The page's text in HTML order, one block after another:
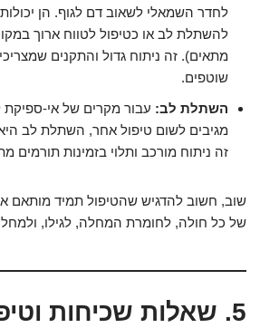
לחדר השמאלי לשאוב דם לגוף. הן
להשתלת לב או כטיפול לטווח ארוך
מתאים). זה ניתוח גדול והתקנים
שוטפים.
השתלת לב: עבור מקרים של אי-ספיקת
מגיבים לשום טיפול אחר, השתלת לב
זה ניתוח מורכב ותלוי בזמינות תורמים
שוב, חשוב להדגיש שהטיפול תמיד מותאם
של כל חולה, לחומרת המחלה, לגילו,
5. שאלות שכיחות